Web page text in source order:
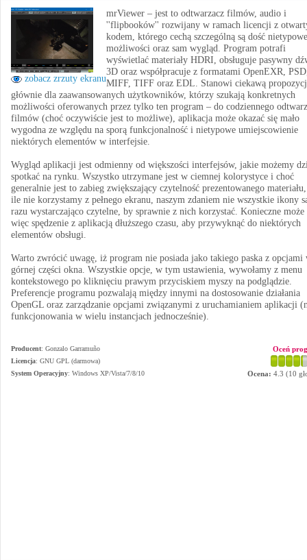
zobacz zrzuty ekranu
mrViewer – jest to odtwarzacz filmów, audio i
''flipbooków'' rozwijany w ramach licencji z
kodem, którego cechą szczególną są dość nietypowe
możliwości oraz sam wygląd. Program potrafi
wyświetlać materiały HDRI, obsługuje pasywny
3D oraz współpracuje z formatami OpenEXR,
MIFF, TIFF oraz EDL. Stanowi ciekawą
głównie dla zaawansowanych użytkowników, którzy szukają konkretnych
możliwości oferowanych przez tylko ten program – do codziennego
filmów (choć oczywiście jest to możliwe), aplikacja może okazać się mało
wygodna ze względu na sporą funkcjonalność i nietypowe umiejscowienie
niektórych elementów w interfejsie.
Wygląd aplikacji jest odmienny od większości interfejsów, jakie możemy
spotkać na rynku. Wszystko utrzymane jest w ciemnej kolorystyce i choć
generalnie jest to zabieg zwiększający czytelność prezentowanego
ile nie korzystamy z pełnego ekranu, naszym zdaniem nie wszystkie ikony
razu wystarczająco czytelne, by sprawnie z nich korzystać. Konieczne może
więc spędzenie z aplikacją dłuższego czasu, aby przywyknąć do niektórych
elementów obsługi.
Warto zwrócić uwagę, iż program nie posiada jako takiego paska z opcjami
górnej części okna. Wszystkie opcje, w tym ustawienia, wywołamy z menu
kontekstowego po kliknięciu prawym przyciskiem myszy na podglądzie.
Preferencje programu pozwalają między innymi na dostosowanie działania
OpenGL oraz zarządzanie opcjami związanymi z uruchamianiem aplikacji
funkcjonowania w wielu instancjach jednocześnie).
Producent: Gonzalo Garramuño
Licencja: GNU GPL (darmowa)
System Operacyjny: Windows XP/Vista/7/8/10
Oceń
Ocena: 4.3 (10